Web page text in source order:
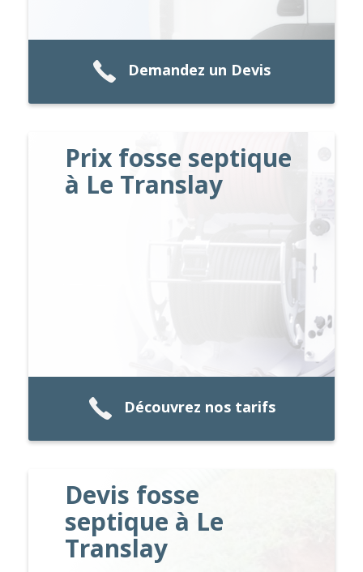
Demandez un Devis
Prix fosse septique
à Le Translay
Découvrez nos tarifs
Devis fosse
septique à Le
Translay